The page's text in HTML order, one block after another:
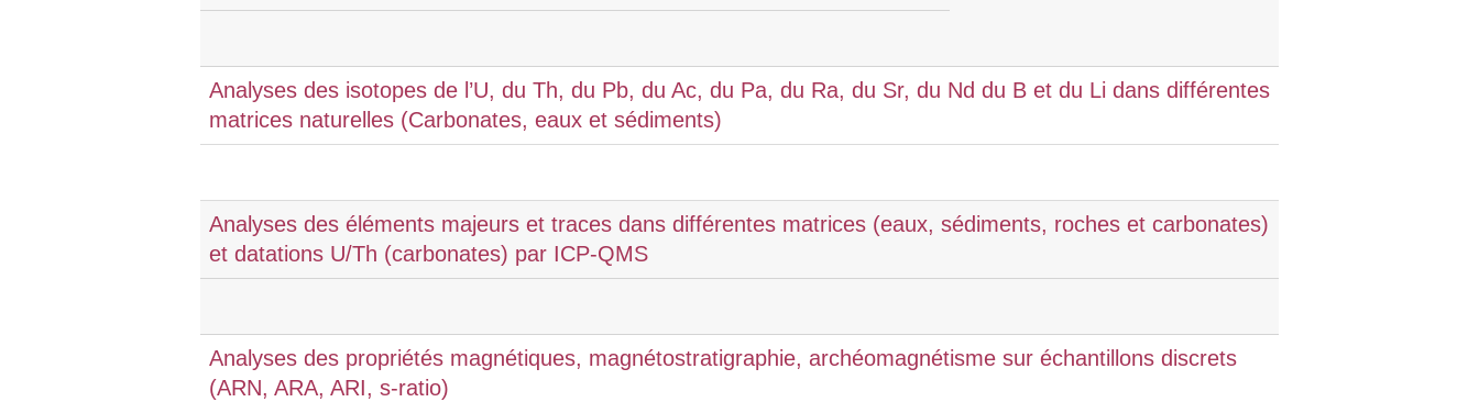
Analyses des isotopes de l’U, du Th, du Pb, du Ac, du Pa, du Ra, du Sr, du Nd du B et du Li dans différentes
matrices naturelles (Carbonates, eaux et sédiments)
Analyses des éléments majeurs et traces dans différentes matrices (eaux, sédiments, roches et carbonates)
et datations U/Th (carbonates) par ICP-QMS
Analyses des propriétés magnétiques, magnétostratigraphie, archéomagnétisme sur échantillons discrets
(ARN, ARA, ARI, s-ratio)